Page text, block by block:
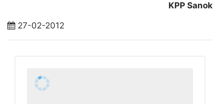
KPP Sanok
27-02-2012